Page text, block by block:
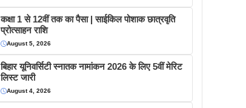
कक्षा 1 से 12वीं तक का पैसा | साईकिल पोशाक छात्रवृति
प्रोत्साहन राशि
August 5, 2026
बिहार यूनिवर्सिटी स्नातक नामांकन 2026 के लिए 5वीं मेरिट
लिस्ट जारी
August 4, 2026